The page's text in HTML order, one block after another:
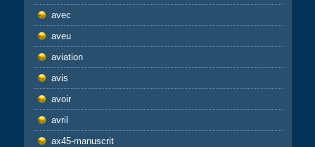
avec
aveu
aviation
avis
avoir
avril
ax45-manuscrit